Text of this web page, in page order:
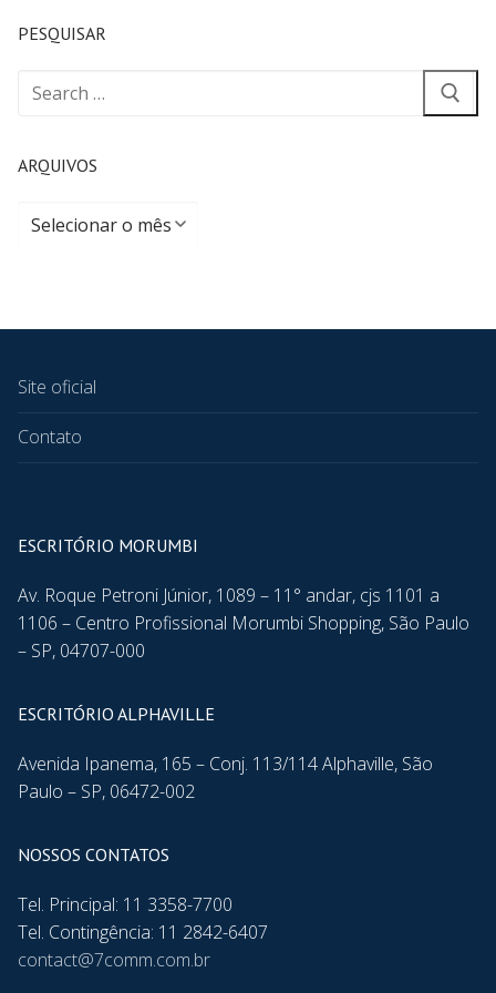
PESQUISAR
ARQUIVOS
Site oficial
Contato
ESCRITÓRIO MORUMBI
Av. Roque Petroni Júnior, 1089 – 11° andar, cjs 1101 a
1106 – Centro Profissional Morumbi Shopping, São Paulo
– SP, 04707-000
ESCRITÓRIO ALPHAVILLE
Avenida Ipanema, 165 – Conj. 113/114 Alphaville, São
Paulo – SP, 06472-002
NOSSOS CONTATOS
Tel. Principal: 11 3358-7700
Tel. Contingência: 11 2842-6407
contact@7comm.com.br